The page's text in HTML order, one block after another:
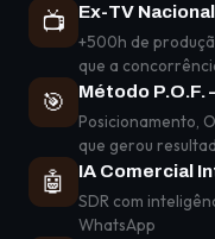
📺 Ex-TV Nacional
+500h de
que a
🎯 Método
Posicionamento,
que gerou
🤖 IA Comercial
SDR com
WhatsApp